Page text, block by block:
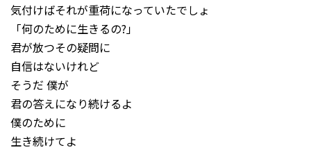
気付けばそれが重荷になっていたでしょ
「何のために生きるの?」
君が放つその疑問に
自信はないけれど
そうだ 僕が
君の答えになり続けるよ
僕のために
生き続けてよ